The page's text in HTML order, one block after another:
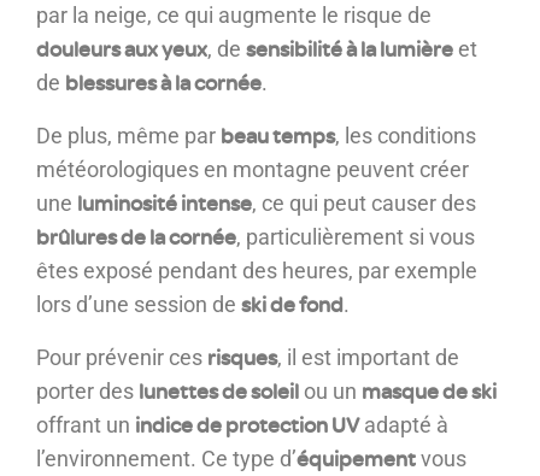
par la neige, ce qui augmente le risque de
douleurs aux yeux, de sensibilité à la lumière et
de blessures à la cornée.
De plus, même par beau temps, les conditions
météorologiques en montagne peuvent créer
une luminosité intense, ce qui peut causer des
brûlures de la cornée, particulièrement si vous
êtes exposé pendant des heures, par exemple
lors d’une session de ski de fond.
Pour prévenir ces risques, il est important de
porter des lunettes de soleil ou un masque de ski
offrant un indice de protection UVadapté à
l’environnement. Ce type d’équipementvous